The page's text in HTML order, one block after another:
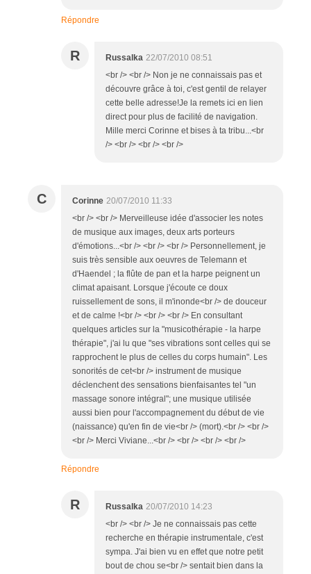
Répondre
R Russalka 22/07/2010 08:51
<br /> <br /> Non je ne connaissais pas et
découvre grâce à toi, c'est gentil de relayer
cette belle adresse!Je la remets ici en lien
direct pour plus de facilité de navigation.
Mille merci Corinne et bises à ta tribu...<br
/> <br /> <br /> <br />
C Corinne 20/07/2010 11:33
<br /> <br /> Merveilleuse idée d'associer les notes
de musique aux images, deux arts porteurs
d'émotions...<br /> <br /> <br /> Personnellement, je
suis très sensible aux oeuvres de Telemann et
d'Haendel ; la flûte de pan et la harpe peignent un
climat apaisant. Lorsque j'écoute ce doux
ruissellement de sons, il m'inonde<br /> de douceur
et de calme !<br /> <br /> <br /> En consultant
quelques articles sur la "musicothérapie - la harpe
thérapie", j'ai lu que "ses vibrations sont celles qui se
rapprochent le plus de celles du corps humain". Les
sonorités de cet<br /> instrument de musique
déclenchent des sensations bienfaisantes tel "un
massage sonore intégral"; une musique utilisée
aussi bien pour l'accompagnement du début de vie
(naissance) qu'en fin de vie<br /> (mort).<br /> <br />
<br /> Merci Viviane...<br /> <br /> <br /> <br />
Répondre
R Russalka 20/07/2010 14:23
<br /> <br /> Je ne connaissais pas cette
recherche en thérapie instrumentale, c'est
sympa. J'ai bien vu en effet que notre petit
bout de chou se<br /> sentait bien dans la